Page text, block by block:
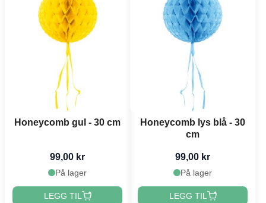
Honeycomb gul - 30 cm
99,00 kr
På lager
LEGG TIL
Honeycomb lys blå - 30
cm
99,00 kr
På lager
LEGG TIL